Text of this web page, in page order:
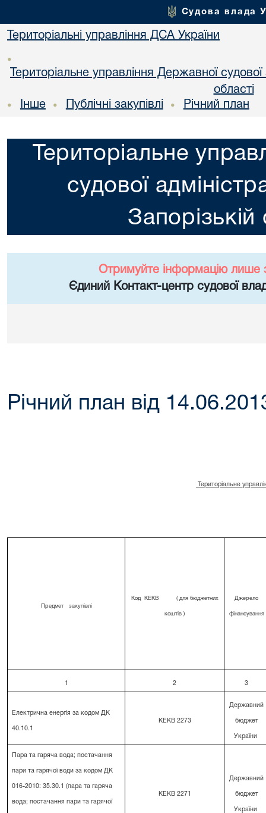
Судова влада
Територіальні управління ДСА України
•
Територіальне управління Державної судової
області
• Інше • Публічні закупівлі • Річний план
Територіальне
судової
Запорізькій
Отримуйте інформацію лише
Єдиний Контакт-центр судової
Річний план від
Територіальне
Предмет закупівлі
Код КЕКВ ( для бюджетних
коштів )
Джерело
фінансування
1 2 3
Електрична енергія за кодом ДК
40.10.1
КЕКВ 2273
Державний
бюджет
України
Пара та гаряча вода; постачання
пари та гарячої води за кодом ДК
016-2010: 35.30.1 (пара та гаряча
вода; постачання пари та гарячої
КЕКВ 2271
Державний
бюджет
України